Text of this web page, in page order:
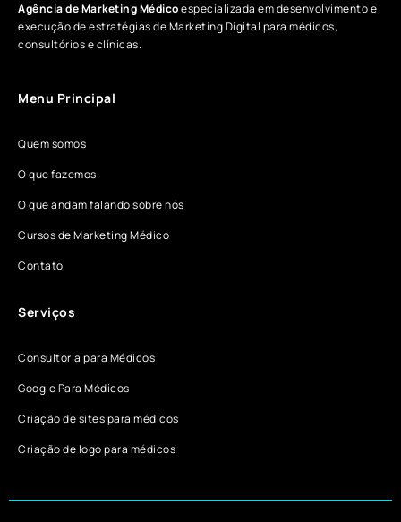
Agência de Marketing Médicoespecializada em desenvolvimento e
execução de estratégias de Marketing Digital para médicos,
consultórios e clínicas.
Menu Principal
Quem somos
O que fazemos
O que andam falando sobre nós
Cursos de Marketing Médico
Contato
Serviços
Consultoria para Médicos
Google Para Médicos
Criação de sites para médicos
Criação de logo para médicos